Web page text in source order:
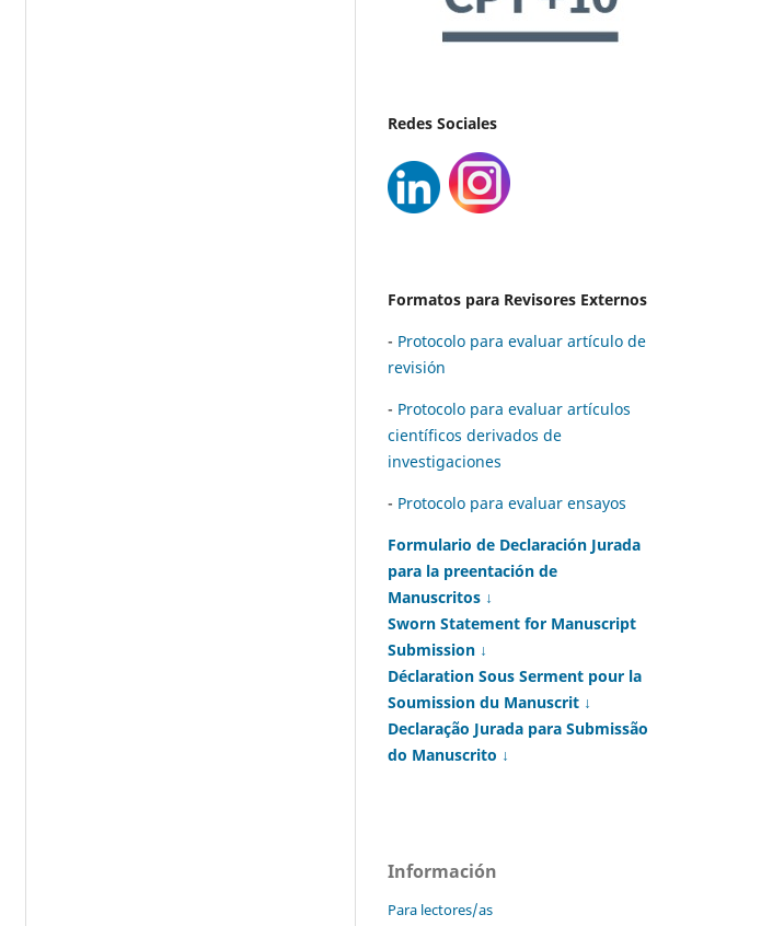
Redes Sociales
Formatos para Revisores Externos
- Protocolo para evaluar artículo de
revisión
- Protocolo para evaluar artículos
científicos derivados de
investigaciones
- Protocolo para evaluar ensayos
Formulario de Declaración Jurada
para la preentación de
Manuscritos ↓
Sworn Statement for Manuscript
Submission ↓
Déclaration Sous Serment pour la
Soumission du Manuscrit ↓
Declaração Jurada para Submissão
do Manuscrito ↓
Información
Para lectores/as